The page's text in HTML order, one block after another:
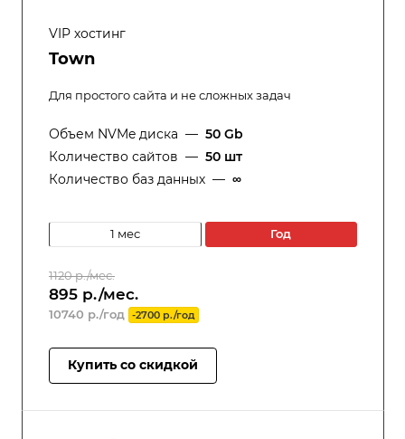
VIP хостинг
Town
Для простого сайта и не сложных задач
Объем NVMe диска — 50 Gb
Количество сайтов — 50 шт
Количество баз данных — ∞
1 мес год
1120 р./мес.
895 р./мес.
10740 р./год -2700 р./год
Купить со скидкой